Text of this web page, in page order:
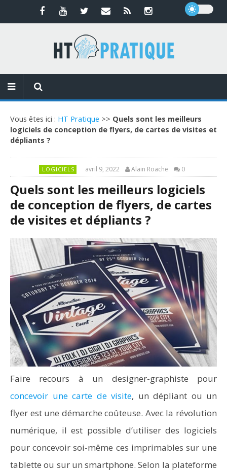
Vous êtes ici : HT Pratique >> Quels sont les meilleurs
logiciels de conception de flyers, de cartes de visites et
dépliants ?
LOGICIELS avril 9, 2022 Alain Roache 0
Quels sont les meilleurs logiciels
de conception de flyers, de cartes
de visites et dépliants ?
Faire recours à un designer-graphiste pour
concevoir une carte de visite, un dépliant ou un
flyer est une démarche coûteuse. Avec la révolution
numérique, il est possible d’utiliser des logiciels
pour concevoir soi-même ces imprimables sur une
tablette ou sur un smartphone. Selon la plateforme